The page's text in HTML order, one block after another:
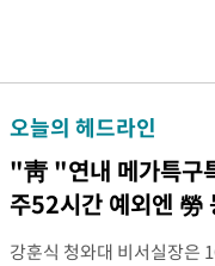
오늘의 헤드라인
"靑 "연내 메가특구
주52시간 예외엔 勞
강훈식 청와대 비서실장은